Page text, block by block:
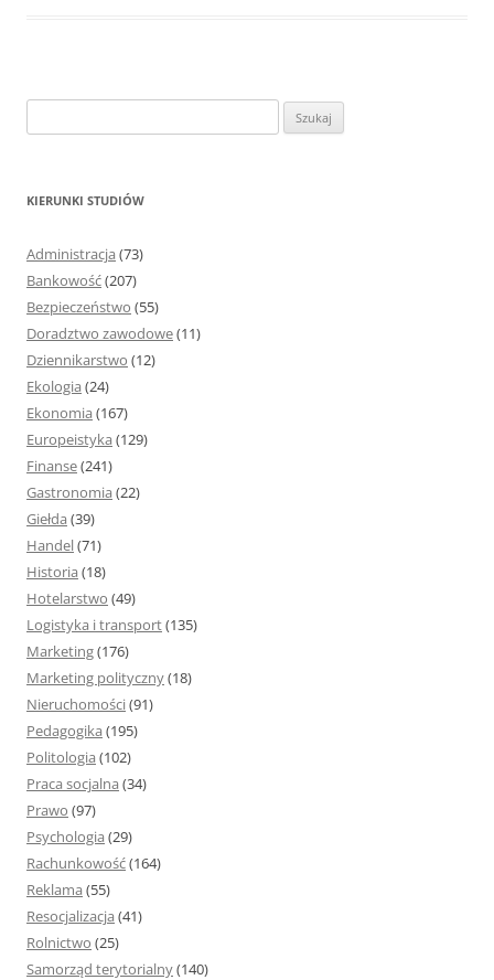
z
KIERUNKI STUDIÓW
Administracja (73)
Bankowość(207)
Bezpieczeństwo (55)
Doradztwo zawodowe(11)
Dziennikarstwo (12)
Ekologia (24)
Ekonomia (167)
Europeistyka (129)
Finanse(241)
Gastronomia (22)
Giełda (39)
Handel(71)
Historia (18)
Hotelarstwo (49)
Logistyka i transport(135)
Marketing(176)
Marketing polityczny(18)
Nieruchomości(91)
Pedagogika (195)
Politologia (102)
Praca socjalna (34)
Prawo (97)
Psychologia (29)
Rachunkowość(164)
Reklama (55)
Resocjalizacja (41)
Rolnictwo (25)
Samorząd terytorialny(140)